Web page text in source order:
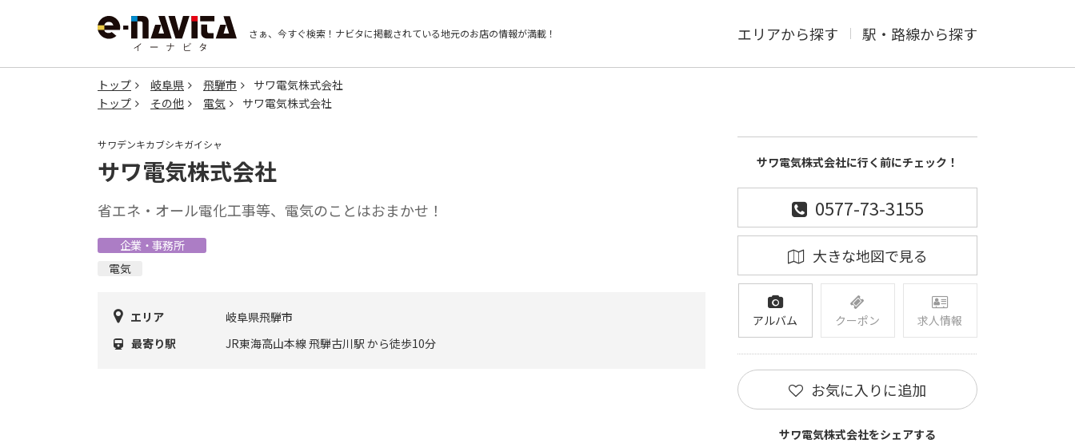
さぁ、今すぐ検索！ ナビタに掲載されている地元のお店の情報が満載！ エリアから探す 駅・路線から探す
トップ 岐阜県 飛騨市
サワ電気株式会社
トップ
その他 電気 サワ電気株式会社
サワデンキカブシキガイシャ
サワ電気株式会社
省エネ・オール電化工事等、電気のことはおまかせ！
企業・事務所
電気
エリア
岐阜県飛騨市
最寄り駅
JR東海高山本線 飛騨古川駅 から徒歩10分
サワ電気株式会社に行く前にチェック！
0577-73-3155
大きな地図で見る
アルバム クーポン 求人情報
お気に入りに追加
サワ電気株式会社をシェアする